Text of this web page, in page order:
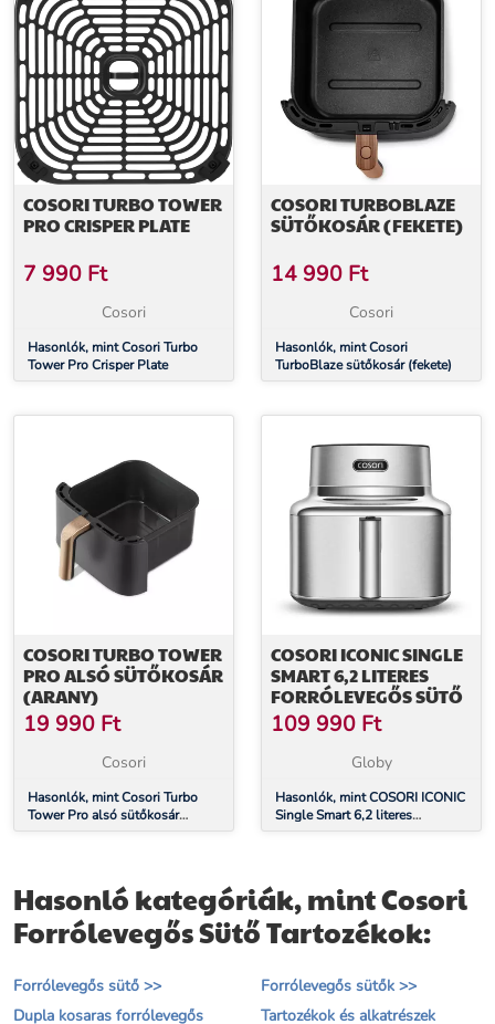
COSORI TURBO TOWER
PRO CRISPER PLATE
7 990 Ft
Cosori
Hasonlók, mint Cosori Turbo
Tower Pro Crisper Plate
COSORI TURBOBLAZE
SÜTŐKOSÁR (FEKETE)
14 990 Ft
Cosori
Hasonlók, mint Cosori
TurboBlaze sütőkosár (fekete)
COSORI TURBO TOWER
PRO ALSÓ SÜTŐKOSÁR
(ARANY)
19 990 Ft
Cosori
Hasonlók, mint Cosori Turbo
Tower Pro alsó sütőkosár
(arany)
COSORI ICONIC SINGLE
SMART 6,2 LITERES
FORRÓLEVEGŐS SÜTŐ
109 990 Ft
Globy
Hasonlók, mint COSORI ICONIC
Single Smart 6,2 literes
forrólevegős sütő
Hasonló kategóriák, mint Cosori
Forrólevegős Sütő Tartozékok:
Forrólevegős sütő >>
Forrólevegős sütők >>
Dupla kosaras forrólevegős
Tartozékok és alkatrészek